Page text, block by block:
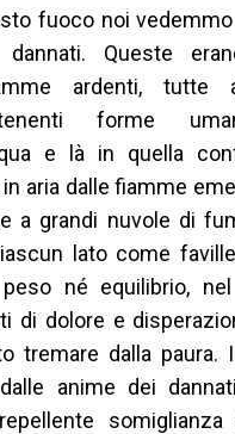
fuoco noi
Queste
ardenti, tutte
forme
e là in quella
aria dalle fiamme
a grandi nuvole di
lato come
né equilibrio,
di dolore e
tremare dalla paura.
anime dei
somiglianza